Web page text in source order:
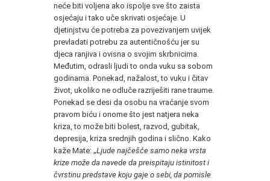
neće biti voljena ako ispolje sve što zaista
osjećaju i tako uče skrivati osjećaje. U
djetinjstvu će potreba za povezivanjem uvijek
prevladati potrebu za autentičnošću jer su
djeca ranjiva i ovisna o svojim skrbnicima.
Međutim, odrasli ljudi to onda vuku sa sobom
godinama. Ponekad, nažalost, to vuku i čitav
život, ukoliko ne odluče razriješiti rane traume.
Ponekad se desi da osobu na vraćanje svom
pravom biću i onome što jest natjera neka
kriza, to može biti bolest, razvod, gubitak,
depresija, kriza srednjih godina i slično. Kako
kaže Mate: „Ljude najčešće samo neka vrsta
krize može da navede da preispitaju istinitost i
čvrstinu predstave koju gaje o sebi, da pomisle